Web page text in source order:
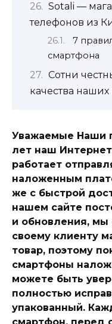
Sotali —
телефонов из
7
смартфона
Сотни
качества наших
Уважаемые Наши
лет наш
работает
наложенным
же с быстрой
нашем сайте
и обновления, мы
своему клиенту
товар, поэтому
смартфоны
можете быть
полностью
упакованный.